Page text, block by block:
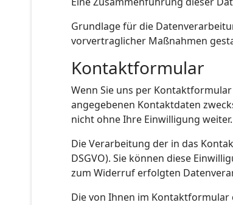
Grundlage für die
vorvertraglicher Maßnahmen
Kontaktformular
Wenn Sie uns per
angegebenen Kontaktdaten
nicht ohne Ihre Einwilligung weiter.
Die Verarbeitung der in das
DSGVO). Sie können diese
zum Widerruf erfolgten
Die von Ihnen im Kontaktformular